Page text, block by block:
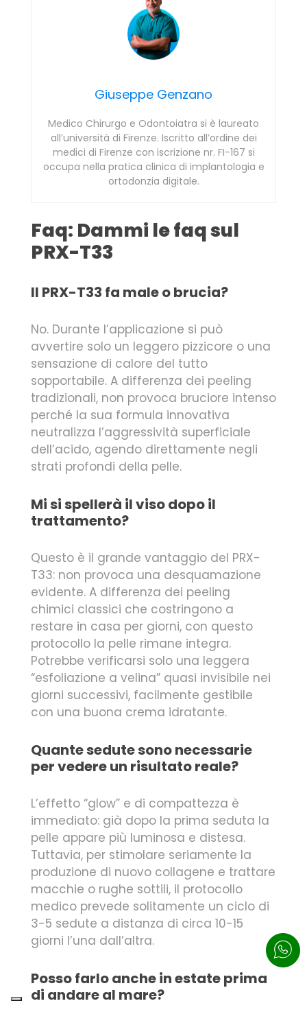
Giuseppe Genzano
Medico Chirurgo e Odontoiatra si è laureato
all’università di Firenze. Iscritto all’ordine dei
medici di Firenze con iscrizione nr. FI-167 si
occupa nella pratica clinica di implantologia e
ortodonzia digitale.
Faq: Dammi le faq sul
PRX-T33
Il PRX-T33 fa male o brucia?
No. Durante l’applicazione si può
avvertire solo un leggero pizzicore o una
sensazione di calore del tutto
sopportabile. A differenza dei peeling
tradizionali, non provoca bruciore intenso
perché la sua formula innovativa
neutralizza l’aggressività superficiale
dell’acido, agendo direttamente negli
strati profondi della pelle.
Mi si spellerà il viso dopo il
trattamento?
Questo è il grande vantaggio del PRX-
T33: non provoca una desquamazione
evidente. A differenza dei peeling
chimici classici che costringono a
restare in casa per giorni, con questo
protocollo la pelle rimane integra.
Potrebbe verificarsi solo una leggera
“esfoliazione a velina” quasi invisibile nei
giorni successivi, facilmente gestibile
con una buona crema idratante.
Quante sedute sono necessarie
per vedere un risultato reale?
L’effetto “glow” e di compattezza è
immediato: già dopo la prima seduta la
pelle appare più luminosa e distesa.
Tuttavia, per stimolare seriamente la
produzione di nuovo collagene e trattare
macchie o rughe sottili, il protocollo
medico prevede solitamente un ciclo di
3-5 sedute a distanza di circa 10-15
giorni l’una dall’altra.
Posso farlo anche in estate prima
di andare al mare?